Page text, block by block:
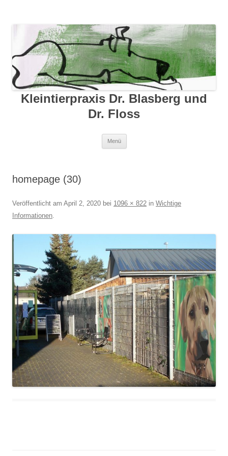
Kleintierpraxis Dr. Blasberg und
Dr. Floss
Menü
homepage (30)
Veröffentlicht am April 2, 2020 bei 1096 × 822 in Wichtige
Informationen.